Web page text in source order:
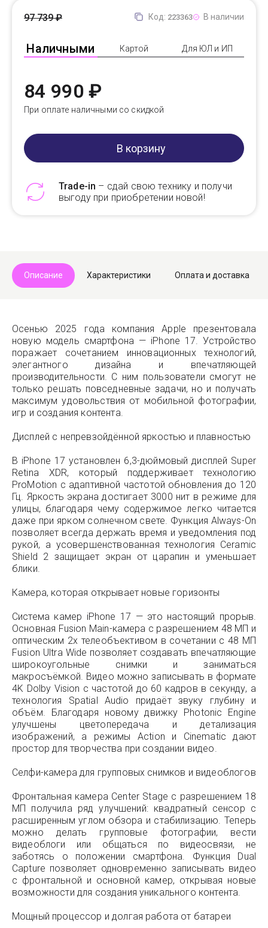
Код: 223363 В наличии
Наличными Картой Для ЮЛ и ИП
97 739 ₽
84 990 ₽
При оплате наличными со скидкой
В корзину
Trade-in – сдай свою технику и получи
выгоду при приобретении новой!
Описание Характеристики Оплата и доставка
Осенью 2025 года компания Apple презентовала
новую модель смартфона — iPhone 17. Устройство
поражает сочетанием инновационных технологий,
элегантного дизайна и впечатляющей
производительности. С ним пользователи смогут не
только решать повседневные задачи, но и получать
максимум удовольствия от мобильной фотографии,
игр и создания контента.
Дисплей с непревзойдённой яркостью и плавностью
В iPhone 17 установлен 6,3-дюймовый дисплей Super
Retina XDR, который поддерживает технологию
ProMotion с адаптивной частотой обновления до 120
Гц. Яркость экрана достигает 3000 нит в режиме для
улицы, благодаря чему содержимое легко читается
даже при ярком солнечном свете. Функция Always-On
позволяет всегда держать время и уведомления под
рукой, а усовершенствованная технология Ceramic
Shield 2 защищает экран от царапин и уменьшает
блики.
Камера, которая открывает новые горизонты
Система камер iPhone 17 — это настоящий прорыв.
Основная Fusion Main-камера с разрешением 48 МП и
оптическим 2x телеобъективом в сочетании с 48 МП
Fusion Ultra Wide позволяет создавать впечатляющие
широкоугольные снимки и заниматься
макросъёмкой. Видео можно записывать в формате
4K Dolby Vision с частотой до 60 кадров в секунду, а
технология Spatial Audio придаёт звуку глубину и
объём. Благодаря новому движку Photonic Engine
улучшены цветопередача и детализация
изображений, а режимы Action и Cinematic дают
простор для творчества при создании видео.
Селфи-камера для групповых снимков и видеоблогов
Фронтальная камера Center Stage с разрешением 18
МП получила ряд улучшений: квадратный сенсор с
расширенным углом обзора и стабилизацию. Теперь
можно делать групповые фотографии, вести
видеоблоги или общаться по видеосвязи, не
заботясь о положении смартфона. Функция Dual
Capture позволяет одновременно записывать видео
с фронтальной и основной камер, открывая новые
возможности для создания уникального контента.
Мощный процессор и долгая работа от батареи